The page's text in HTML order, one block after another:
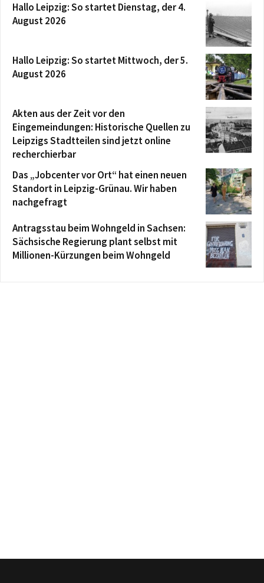
Hallo Leipzig: So startet Dienstag, der 4.
August 2026
Hallo Leipzig: So startet Mittwoch, der 5.
August 2026
Akten aus der Zeit vor den
Eingemeindungen: Historische Quellen zu
Leipzigs Stadtteilen sind jetzt online
recherchierbar
Das „Jobcenter vor Ort“ hat einen neuen
Standort in Leipzig-Grünau. Wir haben
nachgefragt
Antragsstau beim Wohngeld in Sachsen:
Sächsische Regierung plant selbst mit
Millionen-Kürzungen beim Wohngeld